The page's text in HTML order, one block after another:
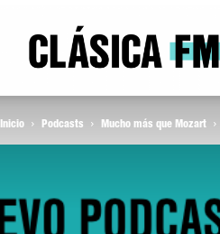
Inicio Podcasts Mucho más que Mozart